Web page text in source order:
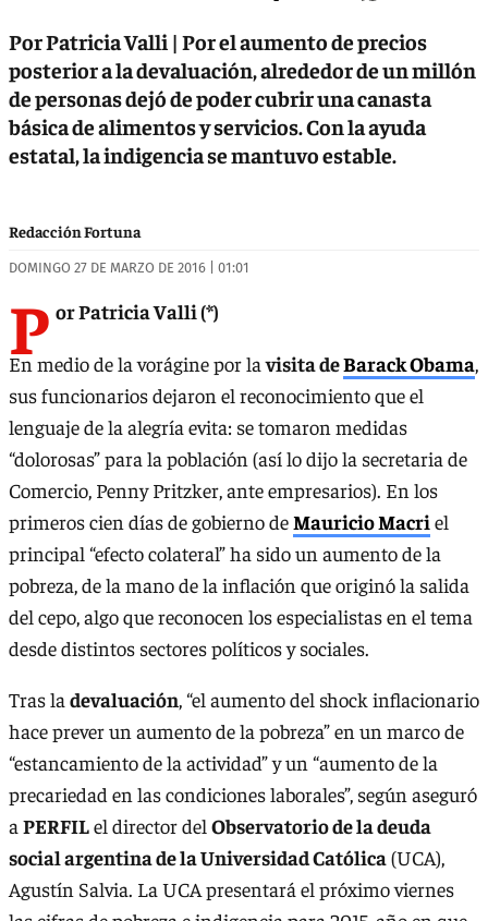
Por Patricia Valli | Por el aumento de precios
posterior a la devaluación, alrededor de un millón
de personas dejó de poder cubrir una canasta
básica de alimentos y servicios. Con la ayuda
estatal, la indigencia se mantuvo estable.
Redacción Fortuna
DOMINGO 27 DE MARZO DE 2016 | 01:01
P or Patricia Valli (*)
En medio de la vorágine por lavisita deBarack Obama,
sus funcionarios dejaron el reconocimiento que el
lenguaje de la alegría evita: se tomaron medidas
“dolorosas” para la población (así lo dijo la secretaria de
Comercio, Penny Pritzker, ante empresarios). En los
primeros cien días de gobierno deMauricio Macri el
principal “efecto colateral” ha sido un aumento de la
pobreza, de la mano de la inflación que originó la salida
del cepo, algo que reconocen los especialistas en el tema
desde distintos sectores políticos y sociales.
Tras la devaluación, “el aumento del shock inflacionario
hace prever un aumento de la pobreza” en un marco de
“estancamiento de la actividad” y un “aumento de la
precariedad en las condiciones laborales”, según aseguró
a PERFILel director del Observatorio de la deuda
social argentina de la Universidad Católica(UCA),
Agustín Salvia. La UCA presentará el próximo viernes